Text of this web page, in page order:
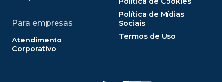
Para empresas
Atendimento
Corporativo
Política de Mídias
Sociais
Termos de Uso